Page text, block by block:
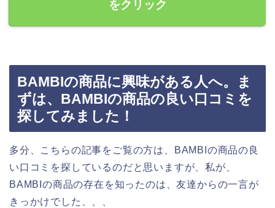
をクリック
BAMBIの商品に興味がある人へ。ま
ずは、BAMBIの商品の良い口コミを
探してみました！
多分、こちらの記事をご覧の方は、BAMBIの商品の良
い口コミを探しているのだと思いますが、私が、
BAMBIの商品の存在を知ったのは、友達からの一言が
きっかけでした、、、